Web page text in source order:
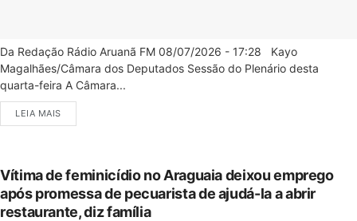
Da Redação Rádio Aruanã FM 08/07/2026 - 17:28 Kayo
Magalhães/Câmara dos Deputados Sessão do Plenário desta
quarta-feira A Câmara...
LEIA MAIS
Vítima de feminicídio no Araguaia deixou emprego
após promessa de pecuarista de ajudá-la a abrir
restaurante, diz família